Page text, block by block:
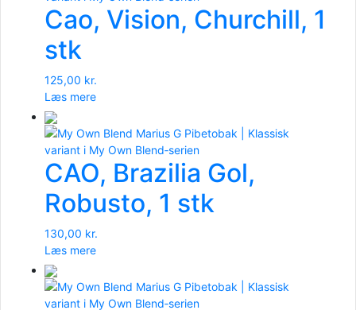
Cao, Vision, Churchill, 1
stk
125,00 kr.
Læs mere
CAO, Brazilia Gol,
Robusto, 1 stk
130,00 kr.
Læs mere